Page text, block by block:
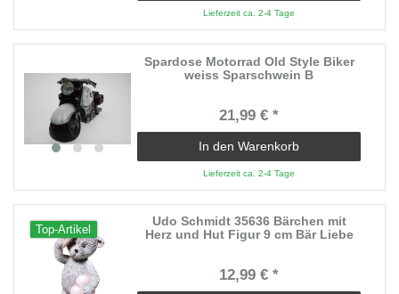
Lieferzeit ca. 2-4 Tage
Spardose Motorrad Old Style Biker
weiss Sparschwein B
21,99 € *
In den Warenkorb
Lieferzeit ca. 2-4 Tage
Top-Artikel
Udo Schmidt 35636 Bärchen mit
Herz und Hut Figur 9 cm Bär Liebe
12,99 € *